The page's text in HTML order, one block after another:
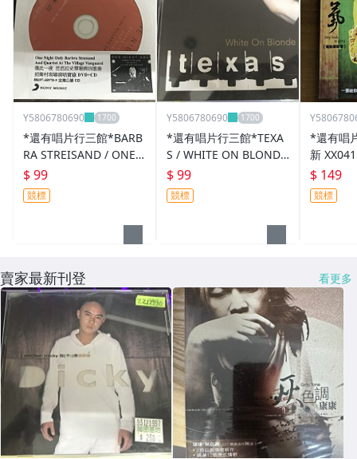
Y5806780690
*還有唱片行三館*BARB
RA STREISAND / ONE
NIGHT ONLY 二手 ZZ14
303(競標)
$ 99
競標
Y5806780690
*還有唱片行三館*TEXA
S / WHITE ON BLONDE
二手 ZZ8580(需競標)
$ 99
競標
*還有唱
新
$ 149
競標
賣家最新刊登 看更多